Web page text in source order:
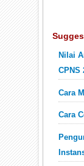
Nilai
CPNS
Cara
Cara